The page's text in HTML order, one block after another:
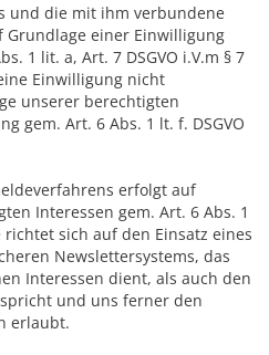
und die mit ihm verbundene
Grundlage einer Einwilligung
1 lit. a, Art. 7 DSGVO i.V.m § 7
Einwilligung nicht
unserer berechtigten
gem. Art. 6 Abs. 1 lt. f. DSGVO
erfolgt auf
Interessen gem. Art. 6 Abs. 1
richtet sich auf den Einsatz eines
Newslettersystems, das
Interessen dient, als auch den
und uns ferner den
erlaubt.